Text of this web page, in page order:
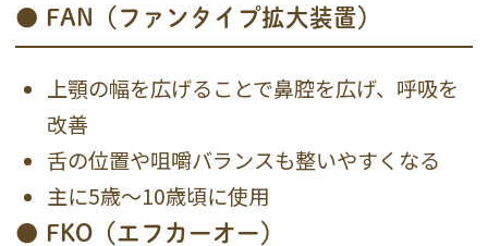
● FAN（ファンタイプ拡大装置）
上顎の幅を広げることで鼻腔を広げ、呼吸を
改善
舌の位置や咀嚼バランスも整いやすくなる
主に5歳〜10歳頃に使用
● FKO（エフカーオー）